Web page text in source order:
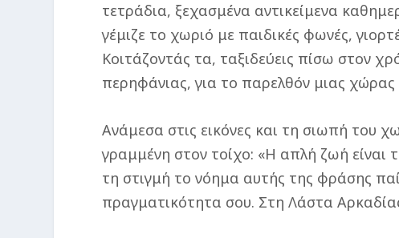
τετράδια, ξεχασμένα αντικείμενα
γέμιζε το χωριό με παιδικές φωνές,
Κοιτάζοντάς τα, ταξιδεύεις πίσω στον
περηφάνιας, για το παρελθόν μιας
Ανάμεσα στις εικόνες και τη σιωπή του
γραμμένη στον τοίχο: «Η απλή ζωή είναι
τη στιγμή το νόημα αυτής της φράσης
πραγματικότητα σου. Στη Λάστα